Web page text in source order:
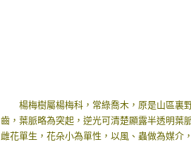
楊梅樹屬楊梅科，常綠喬木，原是山區裏
齒，葉脈略為突起，逆光可清楚顯露半透明葉
雌花單生，花朵小為單性，以風、蟲做為媒介